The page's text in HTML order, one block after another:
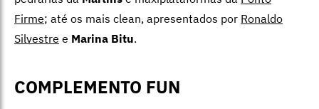
Firme; até os mais clean, apresentados por Ronaldo
Silvestre e Marina Bitu.
COMPLEMENTO FUN